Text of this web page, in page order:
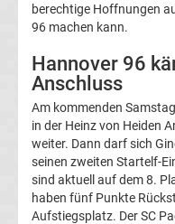
St.
Pauli
Transfergerüchte
Fortuna
berechtige Hoffnungen
96 machen kann.
Hannover 96
Anschluss
Am kommenden
in der Heinz von Heiden
weiter. Dann darf sich
seinen zweiten Startelf-
sind aktuell auf dem 8.
haben fünf Punkte
Aufstiegsplatz. Der SC